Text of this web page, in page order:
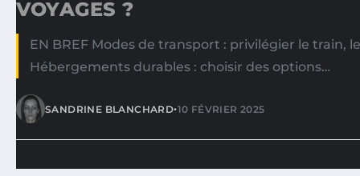
VOYAGES ?
EN BREF Modes de transport : privilégier le train,
Hébergements durables : choisir des options…
SANDRINE BLANCHARD•10 FÉVRIER 2025